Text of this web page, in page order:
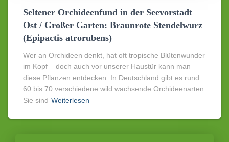
Seltener Orchideenfund in der Seevorstadt
Ost / Großer Garten: Braunrote Stendelwurz
(Epipactis atrorubens)
Wer an Orchideen denkt, hat oft tropische Blütenwunder
im Kopf – doch auch vor unserer Haustür kann man
diese Pflanzen entdecken. In Deutschland gibt es rund
60 bis 70 verschiedene wild wachsende Orchideenarten.
Sie sind Weiterlesen